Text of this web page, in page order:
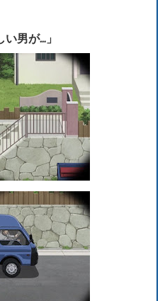
い男が…」